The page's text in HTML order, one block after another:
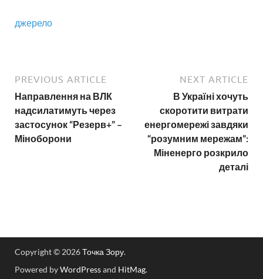
джерело
PREVIOUS ARTICLE
Направлення на ВЛК
надсилатимуть через
застосунок “Резерв+” –
Міноборони
NEXT ARTICLE
В Україні хочуть
скоротити витрати
енергомережі завдяки
“розумним мережам”:
Міненерго розкрило
деталі
Copyright © 2026Точка Зору.
Powered byWordPressand HitMag.